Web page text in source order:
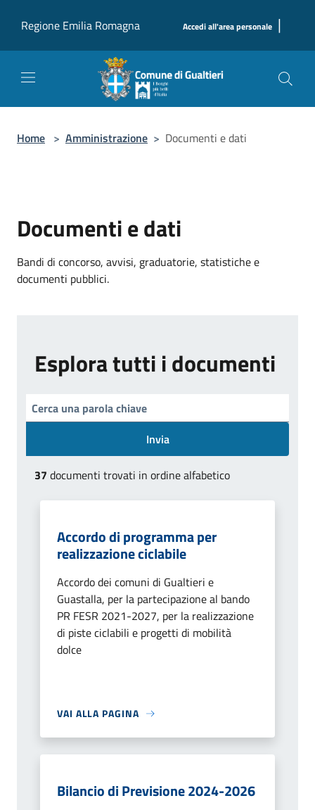
Regione Emilia Romagna
Accedi all'area personale |
Home > Amministrazione > Documenti e dati
Documenti e dati
Bandi di concorso, avvisi, graduatorie, statistiche e
documenti pubblici.
Esplora tutti i documenti
Invia
37 documenti trovati in ordine alfabetico
Accordo di programma per
realizzazione ciclabile
Accordo dei comuni di Gualtieri e
Guastalla, per la partecipazione al bando
PR FESR 2021-2027, per la realizzazione
di piste ciclabili e progetti di mobilità
dolce
VAI ALLA PAGINA
Bilancio di Previsione 2024-2026